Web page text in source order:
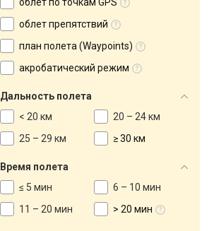
облет препятствий
план полета (Waypoints)
акробатический режим
Дальность полета
< 20 км
20 – 24 км
25 – 29 км
≥ 30 км
Время полета
≤ 5 мин
6 – 10 мин
11 – 20 мин
> 20 мин